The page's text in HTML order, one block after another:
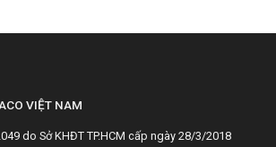
VIỆT NAM
do Sở KHĐT TP.HCM cấp ngày 28/3/2018